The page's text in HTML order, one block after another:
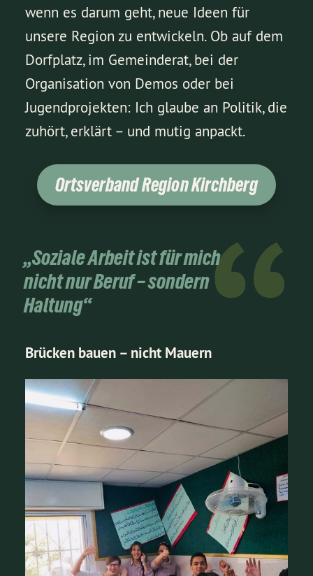
wenn es darum geht, neue Ideen für
unsere Region zu entwickeln. Ob auf dem
Dorfplatz, im Gemeinderat, bei der
Organisation von Demos oder bei
Jugendprojekten: Ich glaube an Politik, die
zuhört, erklärt – und mutig anpackt.
Ortsverband Region Kirchberg
„Soziale Arbeit ist für mich
nicht nur Beruf – sondern
Haltung“
Brücken bauen – nicht Mauern